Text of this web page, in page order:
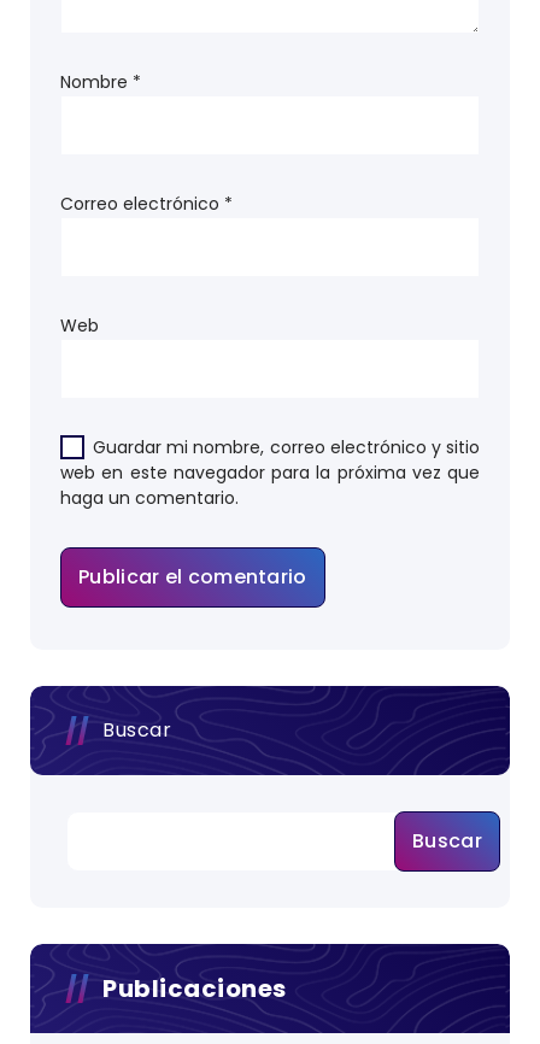
Nombre *
Correo electrónico *
Web
Guardar mi nombre, correo electrónico y sitio
web en este navegador para la próxima vez que
haga un comentario.
Buscar
Buscar
Publicaciones